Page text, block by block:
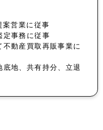
営業に従事
定事務に従事
動産買取再販事業に
底地、共有持分、立退